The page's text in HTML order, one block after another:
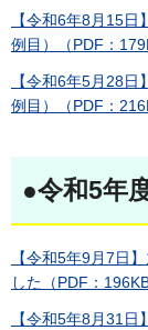
【令和6年8月15
例目）（PDF：
【令和6年5月28
例目）（PDF：
●令和5年
【令和5年9月7日
した（PDF：196KB
【令和5年8月31